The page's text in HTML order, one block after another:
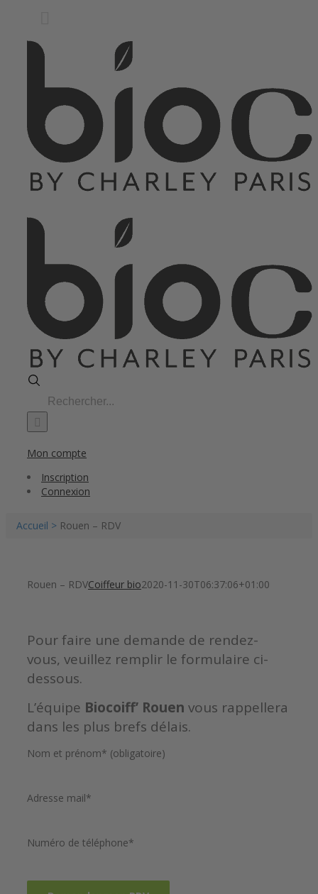
Search
for:
Mon compte
Inscription
Connexion
Accueil > Rouen – RDV
Rouen – RDVCoiffeur bio2020-11-30T06:37:06+01:00
Pour faire une demande de rendez-
vous, veuillez remplir le formulaire ci-
dessous.
L’équipe Biocoiff’ Rouen vous rappellera
dans les plus brefs délais.
Nom et prénom* (obligatoire)
Adresse mail*
Numéro de téléphone*